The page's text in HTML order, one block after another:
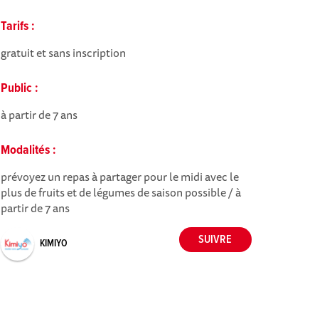
Tarifs :
gratuit et sans inscription
Public :
à partir de 7 ans
Modalités :
prévoyez un repas à partager pour le midi avec le
plus de fruits et de légumes de saison possible / à
partir de 7 ans
KIMIYO